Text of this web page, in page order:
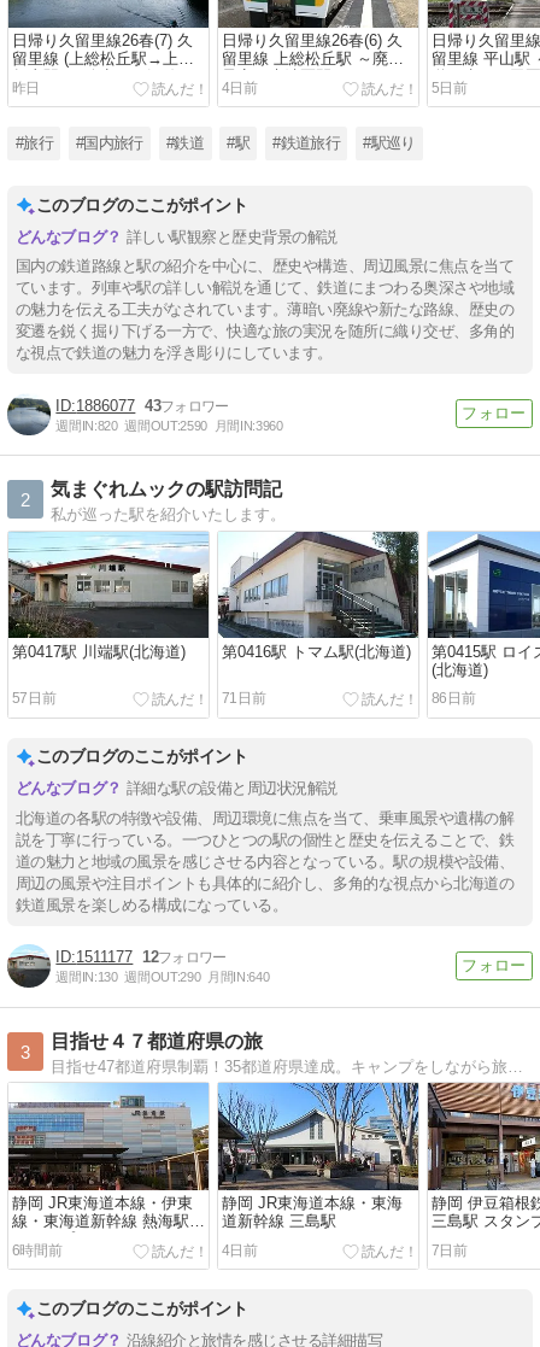
日帰り久留里線26春(7) 久
留里線 (上総松丘駅→上総
亀山駅) ～終点まで沿線お
散歩。亀山ダムへ～
昨日
日帰り久留里線26春(6) 久
留里線 上総松丘駅 ～廃止
予定の末端区間にあるもう
ひとつの途中駅～
4日前
日帰り久留里
留里線 平山駅
道を歩いて田
な無人駅へ～
5日前
#旅行 #国内旅行 #鉄道 #駅 #鉄道旅行 #駅巡り
このブログのここがポイント
詳しい駅観察と歴史背景の解説
国内の鉄道路線と駅の紹介を中心に、歴史や構造、周辺風景に焦点を当て
ています。列車や駅の詳しい解説を通じて、鉄道にまつわる奥深さや地域
の魅力を伝える工夫がなされています。薄暗い廃線や新たな路線、歴史の
変遷を鋭く掘り下げる一方で、快適な旅の実況を随所に織り交ぜ、多角的
な視点で鉄道の魅力を浮き彫りにしています。
1886077 43
週間IN:820 週間OUT:2590 月間IN:3960
2
気まぐれムックの駅訪問記
私が巡った駅を紹介いたします。
第0417駅 川端駅(北海道)
57日前
第0416駅 トマム駅(北海道)
71日前
第0415駅 ロイ
(北海道)
86日前
このブログのここがポイント
詳細な駅の設備と周辺状況解説
北海道の各駅の特徴や設備、周辺環境に焦点を当て、乗車風景や遺構の解
説を丁寧に行っている。一つひとつの駅の個性と歴史を伝えることで、鉄
道の魅力と地域の風景を感じさせる内容となっている。駅の規模や設備、
周辺の風景や注目ポイントも具体的に紹介し、多角的な視点から北海道の
鉄道風景を楽しめる構成になっている。
1511177 12
週間IN:130 週間OUT:290 月間IN:640
3
目指せ４７都道府県の旅
静岡 JR東海道本線・伊東
線・東海道新幹線 熱海駅
スタンプ
6時間前
静岡 JR東海道本線・東海
道新幹線 三島駅
4日前
静岡 伊豆箱根
三島駅 スタン
7日前
このブログのここがポイント
沿線紹介と旅情を感じさせる詳細描写